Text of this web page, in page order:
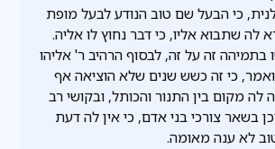
כי הבעל שם טוב הנודע לבעל מופת
לה שתבוא אליו, כי דבר נחוץ לו אליה.
בתמיהה זה על זה, לבסוף הרהיב ר' אליהו
כי זה כשש שנים שלא הוציאה אף
לה מקום בין התנור והכותל, ובקושי רב
בשאר צורכי בני אדם, כי אין לה דעת
לא ענה מאומה.